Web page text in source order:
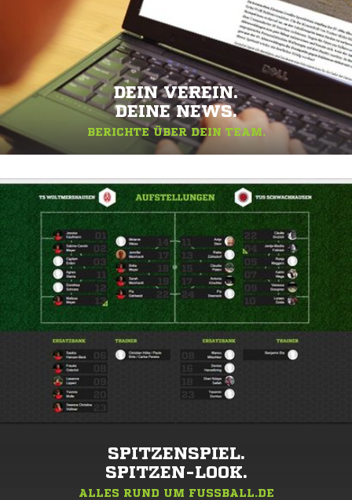
DEIN VEREIN.
DEINE NEWS.
BERICHTE ÜBER DEIN TEAM.
SPITZENSPIEL.
SPITZEN-LOOK.
ALLES RUND UM FUSSBALL.DE